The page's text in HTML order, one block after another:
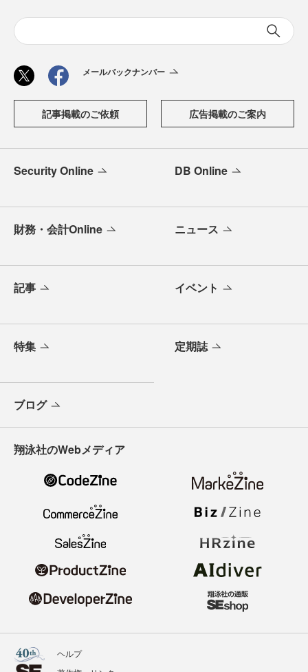
メールバックナンバー
記事掲載のご依頼 広告掲載のご案内
Security Online DB Online
財務・会計Online ニュース
記事 イベント
特集 定期誌
ブログ
翔泳社のWebメディア
ヘルプ